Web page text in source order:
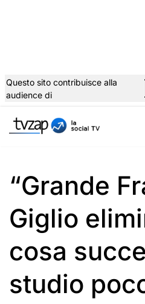
al
Questo sito contribuisce alla
audience di
“Grande
Giglio
cosa
studio